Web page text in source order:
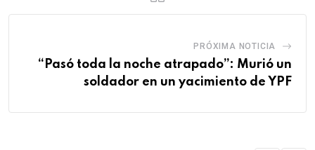
PRÓXIMA NOTICIA
“Pasó toda la noche atrapado”: Murió un
soldador en un yacimiento de YPF